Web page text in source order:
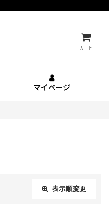
カート
マイページ
表示順変更